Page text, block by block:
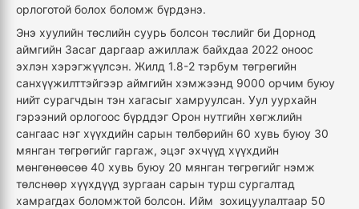
орлоготой болох боломж бүрдэнэ.
Энэ хуулийн төслийн суурь болсон төслийг би Дорнод
аймгийн Засаг даргаар ажиллаж байхдаа 2022 оноос
эхлэн хэрэгжүүлсэн. Жилд 1.8-2 тэрбум төгрөгийн
санхүүжилттэйгээр аймгийн хэмжээнд 9000 орчим буюу
нийт сурагчдын тэн хагасыг хамруулсан. Уул уурхайн
гэрээний орлогоос бүрддэг Орон нутгийн хөгжлийн
сангаас нэг хүүхдийн сарын төлбөрийн 60 хувь буюу 30
мянган төгрөгийг гаргаж, эцэг эхчүүд хүүхдийн
мөнгөнөөсөө 40 хувь буюу 20 мянган төгрөгийг нэмж
төлснөөр хүүхдүүд зургаан сарын турш сургалтад
хамрагдах боломжтой болсон. Ийм зохицуулалтаар 50